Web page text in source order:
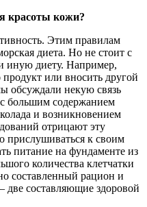
красоты кожи?
Этим правилам
диета. Но не стоит с
иную диету. Например,
продукт или вносить другой
обсуждали некую связь
большим содержанием
и возникновением
отрицают эту
прислушиваться к своим
питание на фундаменте из
количества клетчатки
составленный рацион и
составляющие здоровой